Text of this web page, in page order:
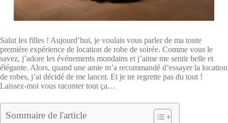
Salut les filles ! Aujourd’hui, je voulais vous parler de ma toute
première expérience de location de robe de soirée. Comme vous le
savez, j’adore les événements mondains et j’aime me sentir belle et
élégante. Alors, quand une amie m’a recommandé d’essayer la location
de robes, j’ai décidé de me lancer. Et je ne regrette pas du tout !
Laissez-moi vous raconter tout ça…
Sommaire de l'article